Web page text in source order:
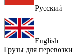
Русский
English
Грузы для перевозки